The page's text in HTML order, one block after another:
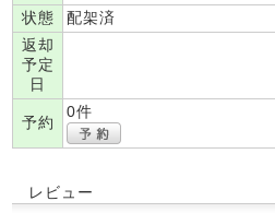
状態
配架済
返却
予定
日
予約
0件
レビュー